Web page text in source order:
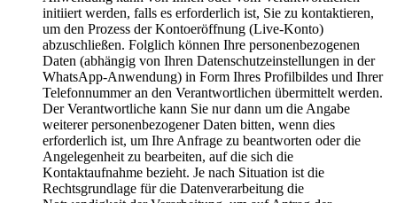
initiiert werden, falls es erforderlich ist, Sie zu kontaktieren,
um den Prozess der Kontoeröffnung (Live-Konto)
abzuschließen. Folglich können Ihre personenbezogenen
Daten (abhängig von Ihren Datenschutzeinstellungen in der
WhatsApp-Anwendung) in Form Ihres Profilbildes und Ihrer
Telefonnummer an den Verantwortlichen übermittelt werden.
Der Verantwortliche kann Sie nur dann um die Angabe
weiterer personenbezogener Daten bitten, wenn dies
erforderlich ist, um Ihre Anfrage zu beantworten oder die
Angelegenheit zu bearbeiten, auf die sich die
Kontaktaufnahme bezieht. Je nach Situation ist die
Rechtsgrundlage für die Datenverarbeitung die